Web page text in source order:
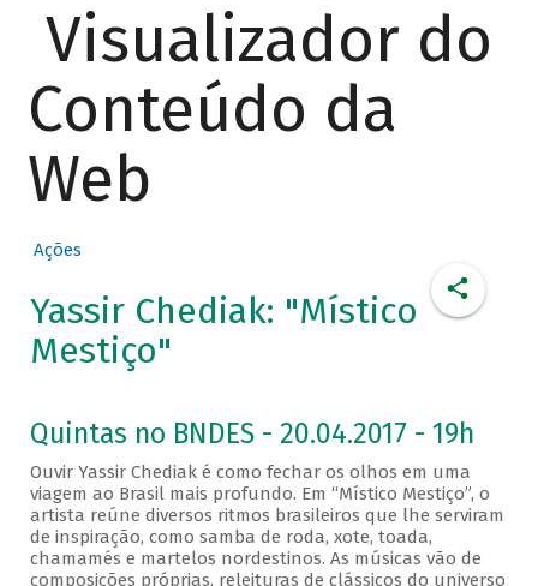
Visualizador do
Conteúdo da
Web
Ações
Yassir Chediak: "Místico
Mestiço"
Quintas no BNDES - 20.04.2017 - 19h
Ouvir Yassir Chediak é como fechar os olhos em uma
viagem ao Brasil mais profundo. Em “Místico Mestiço”, o
artista reúne diversos ritmos brasileiros que lhe serviram
de inspiração, como samba de roda, xote, toada,
chamamés e martelos nordestinos. As músicas vão de
composições próprias, releituras de clássicos do universo